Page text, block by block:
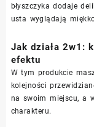
błyszczyka dodaje
usta wyglądają
Jak działa 2w1:
efektu
W tym produkcie
kolejności
na swoim miejscu, a
charakteru.